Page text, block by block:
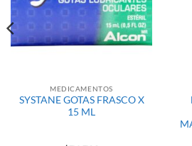
MEDICAMENTOS
SYSTANE GOTAS FRASCO X
15 ML